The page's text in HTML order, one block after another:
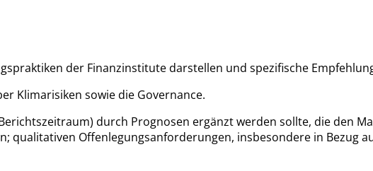
der Finanzinstitute darstellen und spezifische
Klimarisiken sowie die Governance.
durch Prognosen ergänzt werden sollte, die
Offenlegungsanforderungen, insbesondere in